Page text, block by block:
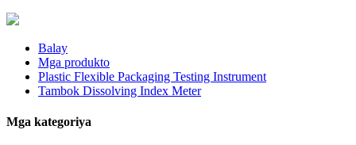
Balay
Mga produkto
Plastic Flexible Packaging Testing Instrument
Tambok Dissolving Index Meter
Mga kategoriya